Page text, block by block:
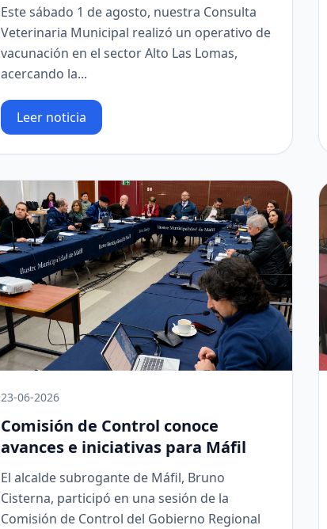
Este sábado 1 de agosto, nuestra Consulta
Veterinaria Municipal realizó un operativo de
vacunación en el sector Alto Las Lomas,
acercando la...
Leer noticia
23-06-2026
Comisión de Control conoce
avances e iniciativas para Máfil
El alcalde subrogante de Máfil, Bruno
Cisterna, participó en una sesión de la
Comisión de Control del Gobierno Regional